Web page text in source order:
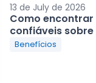
13 de July de 2026
Como
confiáveis
Benefícios